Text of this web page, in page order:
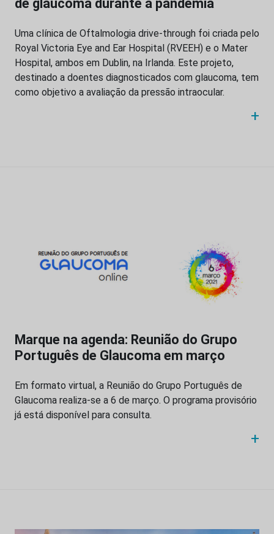
de glaucoma durante a pandemia
Uma clínica de Oftalmologia drive-through foi criada pelo
Royal Victoria Eye and Ear Hospital (RVEEH) e o Mater
Hospital, ambos em Dublin, na Irlanda. Este projeto,
destinado a doentes diagnosticados com glaucoma, tem
como objetivo a avaliação da pressão intraocular.
+
Marque na agenda: Reunião do Grupo
Português de Glaucoma em março
Em formato virtual, a Reunião do Grupo Português de
Glaucoma realiza-se a 6 de março. O programa provisório
já está disponível para consulta.
+